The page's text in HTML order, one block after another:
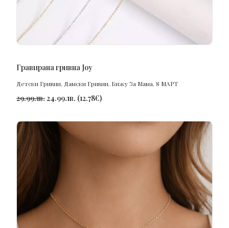
Гравирана гривна Joy
Детски Гривни, Дамски Гривни, Бижу За Мама, 8 МАРТ
29.99лв.24.99лв. (12.78€)